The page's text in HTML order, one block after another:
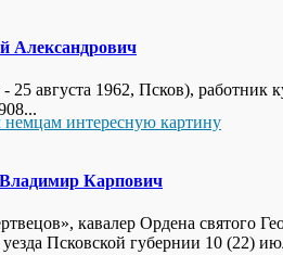
немцам интересную картину
Александрович
25 августа 1962, Псков),
Карпович
кавалер Ордена святого
Псковской губернии 10 (22)